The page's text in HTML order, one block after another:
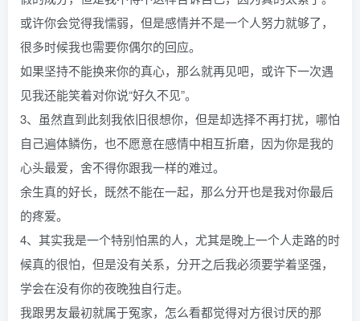
或许你会觉得我懦弱，但是感情并不是一个人努力就够了，
很多时候我也需要你偶尔的回应。
如果坚持不能换来你的真心，那么就再见吧，或许下一次遇
见我还能笑着对你说“好久不见”。
3、虽然直到此刻我依旧很想你，但是却选择不再打扰，哪怕
自己遍体鳞伤，也不愿意在感情中相互折磨，因为你是我的
心头最爱，舍不得你跟我一样的难过。
余生真的好长，既然不能在一起，那么分开也是我对你最后
的疼爱。
4、其实我是一个特别怕黑的人，尤其是晚上一个人走路的时
候真的很怕，但是没有关系，分开之后我必须要学着坚强，
学会在没有你的夜晚独自行走。
我跟男友最初就属于冤家，怎么看都觉得对方很讨厌的那